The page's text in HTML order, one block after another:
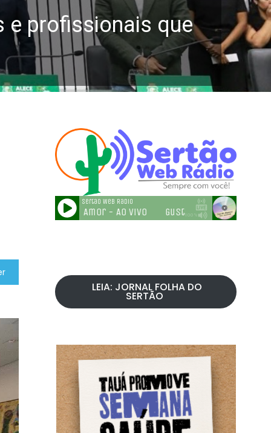
e profissionais que
LEIA: JORNAL FOLHA DO
SERTÃO